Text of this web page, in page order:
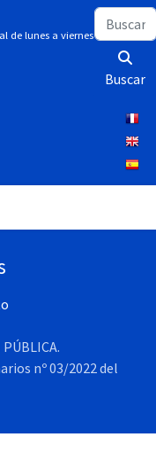
de lunes a viernes de 10:00 a
Buscar
Buscar
PÚBLICA.
nº 03/2022 del